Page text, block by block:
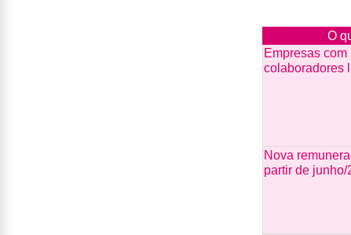
O
Empresas
colaboradores
Nova
partir de junho/